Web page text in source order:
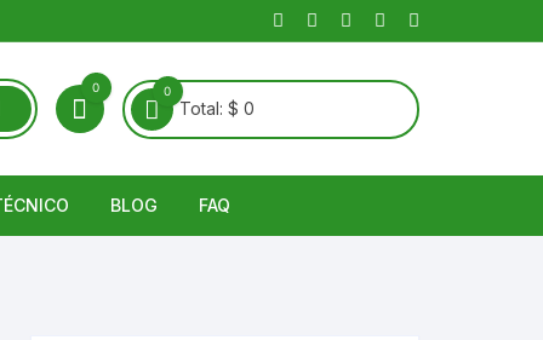
0 0
Total: $ 0
BLOG FAQ